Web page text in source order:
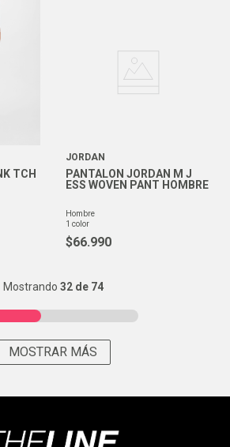
TCH
JORDAN
PANTALON JORDAN M J
ESS WOVEN PANT HOMBRE
hombre
1 color
$66.990
Mostrando 32 de 74
MOSTRAR MÁS